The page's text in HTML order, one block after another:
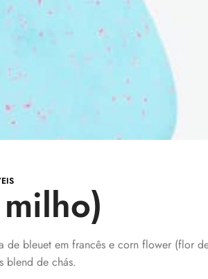
de bleuet em francês e corn flower (flor
blend de chás.